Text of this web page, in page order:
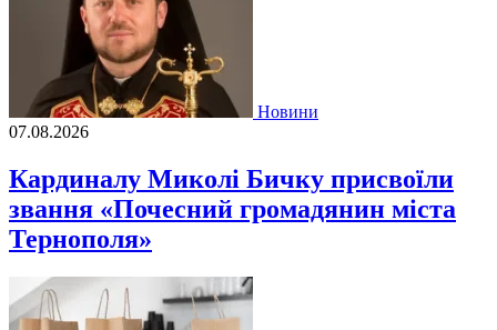
Новини
07.08.2026
Кардиналу Миколі Бичку присвоїли
звання «Почесний громадянин міста
Тернополя»